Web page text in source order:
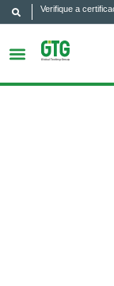
Verifique a